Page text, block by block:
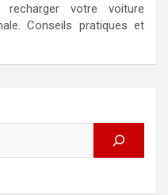
votre voiture
Conseils pratiques et